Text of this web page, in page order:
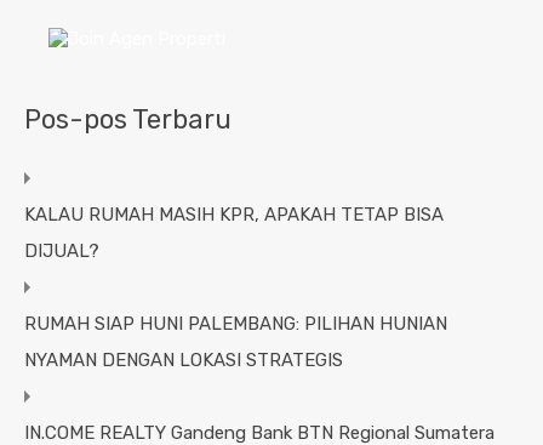
Pos-pos Terbaru
KALAU RUMAH MASIH KPR, APAKAH TETAP BISA
DIJUAL?
RUMAH SIAP HUNI PALEMBANG: PILIHAN HUNIAN
NYAMAN DENGAN LOKASI STRATEGIS
IN.COME REALTY Gandeng Bank BTN Regional Sumatera